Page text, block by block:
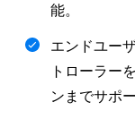
能。
エンドユー
トローラー
ンまでサポ